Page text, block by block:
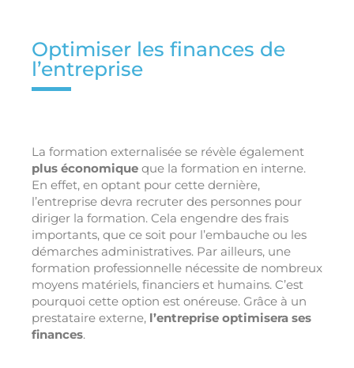
Optimiser les finances de
l’entreprise
La formation externalisée se révèle également
plus économique que la formation en interne.
En effet, en optant pour cette dernière,
l’entreprise devra recruter des personnes pour
diriger la formation. Cela engendre des frais
importants, que ce soit pour l’embauche ou les
démarches administratives. Par ailleurs, une
formation professionnelle nécessite de nombreux
moyens matériels, financiers et humains. C’est
pourquoi cette option est onéreuse. Grâce à un
prestataire externe, l’entreprise optimisera ses
finances.